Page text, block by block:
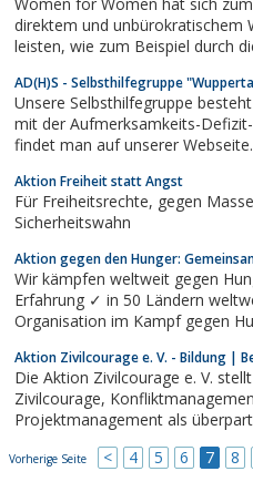
direktem und unbürokratischem
leisten, wie zum Beispiel durch die Anschaffung und
sichern und ihr sogar ein kleines
AD(H)S - Selbsthilfegruppe
Unsere Selbsthilfegruppe
mit der Aufmerksamkeits-
findet man auf unserer Webseite.
Aktion Freiheit statt Angst
Für Freiheitsrechte, gegen Massen-Überwachung und
Sicherheitswahn
Aktion gegen den Hunger:
Wir kämpfen weltweit gegen
Erfahrung ✓ in 50 Ländern
Organisation im Kampf gegen
Aktion Zivilcourage e. V. - Bildung |
Die Aktion Zivilcourage e. V.
Zivilcourage, Konfliktmanagement, Rechtsextremismus, Asyl und
Projektmanagement als
Vorherige Seite < 4 5 6 7 8